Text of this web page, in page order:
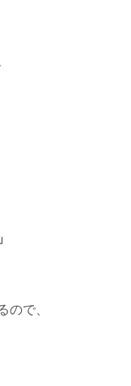
ので、